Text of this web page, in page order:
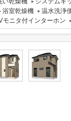
浴室乾燥機
温水洗浄
モニタ付インターホン